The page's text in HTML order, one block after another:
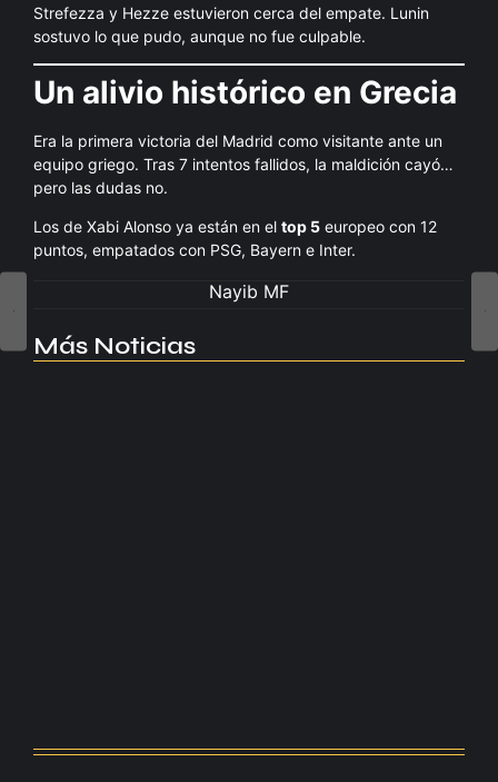
Strefezza y Hezze estuvieron cerca del empate. Lunin
sostuvo lo que pudo, aunque no fue culpable.
Un alivio histórico en Grecia
Era la primera victoria del Madrid como visitante ante un
equipo griego. Tras 7 intentos fallidos, la maldición cayó…
pero las dudas no.
Los de Xabi Alonso ya están en el top 5 europeo con 12
puntos, empatados con PSG, Bayern e Inter.
Nayib MF
Más Noticias